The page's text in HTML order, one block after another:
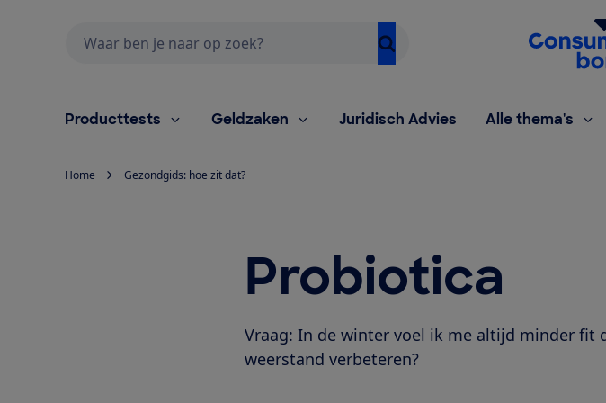
Homepage
Producttests Geldzaken Juridisch Advies Alle thema's
Home Gezondgids: hoe zit dat?
Probiotica
Vraag: In de winter voel ik me altijd minder fit
weerstand verbeteren?